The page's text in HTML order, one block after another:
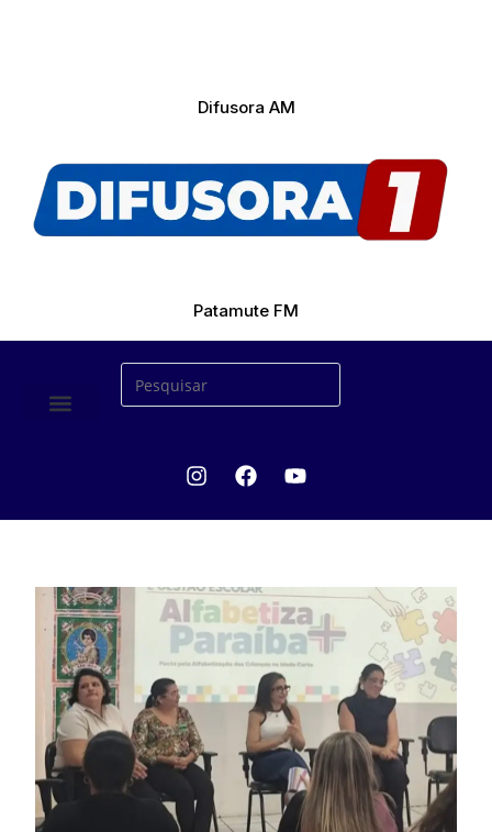
Difusora AM
Patamute FM